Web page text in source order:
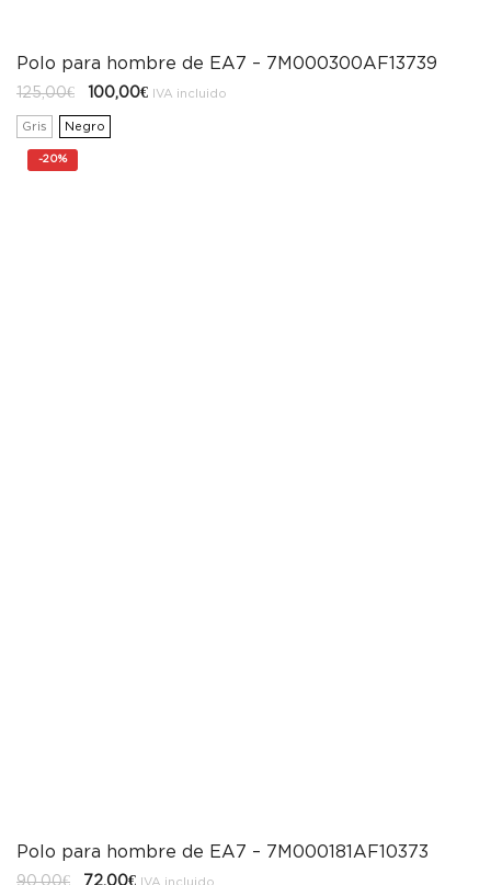
Polo para hombre de EA7 – 7M000300AF13739
125,00€
El
precio
original
era:
100,00€ElIVA incluido
Gris Negro
-20%
Polo para hombre de EA7 – 7M000181AF10373
90,00€
El72,00€ElIVA incluido